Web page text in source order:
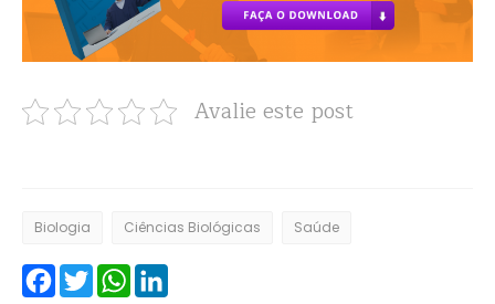
Avalie este post
Biologia Ciências Biológicas Saúde
FacebookTwitterWhatsApp